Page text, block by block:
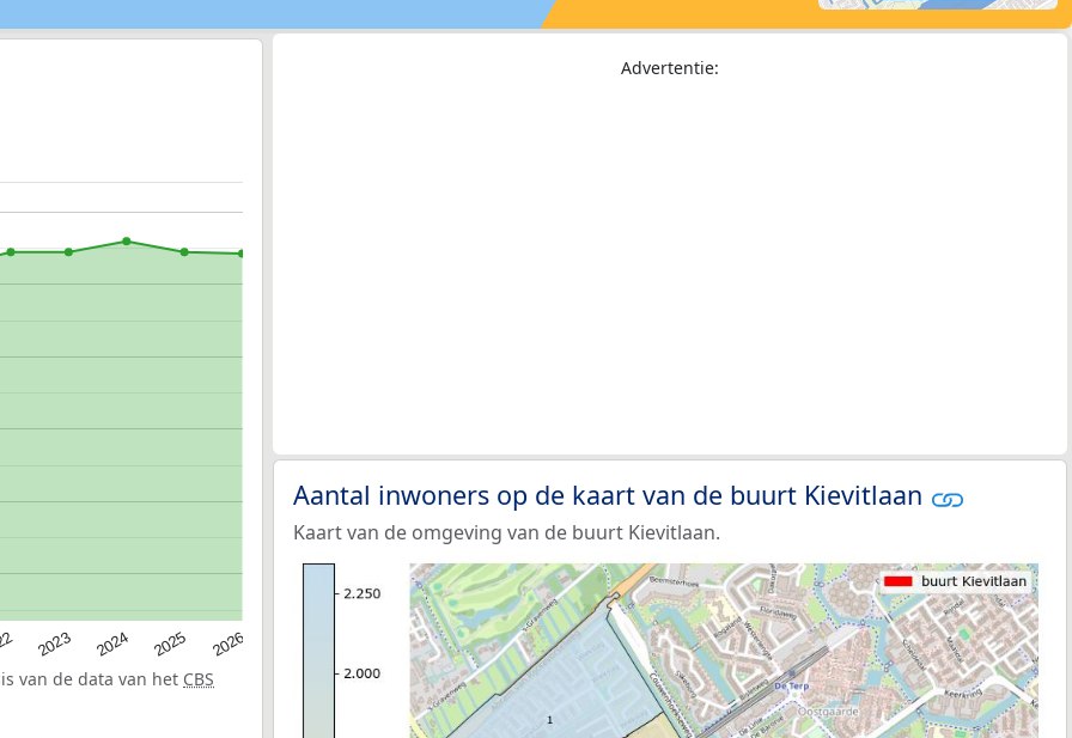
2023 2024 2025 2026
van de data van het CBS
Advertentie:
Aantal inwoners op de kaart van de buurt Kievitlaan
Kaart van de omgeving van de buurt Kievitlaan.